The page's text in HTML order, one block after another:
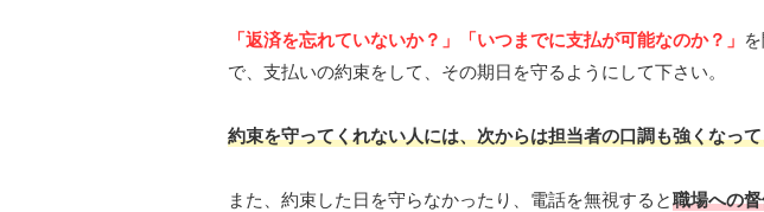
「返済を忘れていないか？」 「いつまでに支払が可能なのか？」
で、支払いの約束をして、その期日を守るようにして下さい。
約束を守ってくれない人には、次からは担当者の口調も強くなっ
また、約束した日を守らなかったり、電話を無視すると職場への